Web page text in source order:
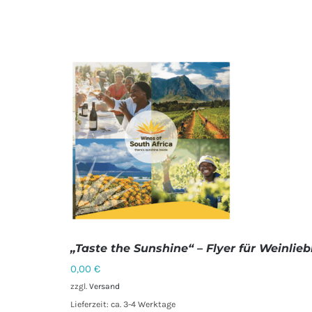
„Taste the Sunshine“ – Flyer für
0,00 €
zzgl. Versand
Lieferzeit: ca. 3-4 Werktage